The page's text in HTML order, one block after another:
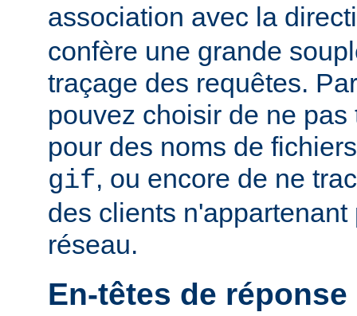
association avec la
confère une grande
traçage des requêtes.
pouvez choisir de ne
pour des noms de
gif, ou encore de ne
des clients
réseau.
En-têtes de